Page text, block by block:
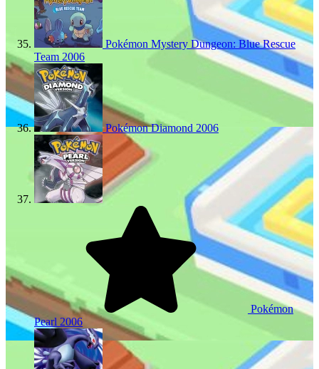
Pokémon Mystery Dungeon: Blue Rescue
Team 2006
Pokémon Diamond 2006
Pokémon
Pearl 2006